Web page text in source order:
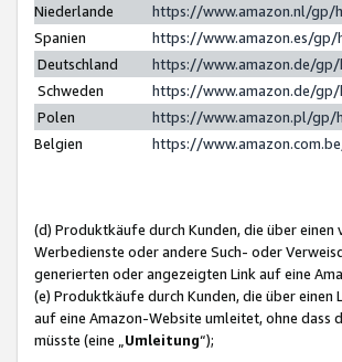
Niederlande
https://www.amazon.nl/gp/
Spanien
https://www.amazon.es/
Deutschland
https://www.amazon.de/
Schweden
https://www.amazon.de/
Polen
https://www.amazon.pl/gp/
Belgien
https://
(d) Produktkäufe durch Kunden, die über
Werbedienste oder andere Such- oder
generierten oder angezeigten Link auf eine
(e) Produktkäufe durch Kunden, die über
auf eine Amazon-Website umleitet, ohne dass
müsste (eine „ Umleitung“);